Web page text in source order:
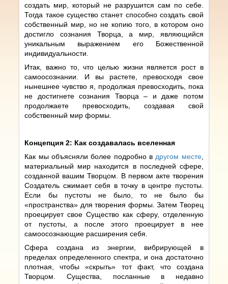
создать мир, который не разрушится сам по себе.
Тогда такое существо станет способно создать свой
собственный мир, но не копию того, в котором оно
достигло сознания Творца, а мир, являющийся
уникальным выражением его Божественной
индивидуальности.
Итак, важно то, что целью жизни является рост в
самоосознании. И вы растете, превосходя свое
нынешнее чувство я, продолжая превосходить, пока
не достигнете сознания Творца – и даже потом
продолжаете превосходить, создавая свой
собственный мир формы.
Концепция 2: Как создавалась вселенная
Как мы объясняли более подробно в другом месте,
материальный мир находится в последней сфере,
созданной вашим Творцом. В первом акте творения
Создатель сжимает себя в точку в центре пустоты.
Если бы пустоты не было, то не было бы
«пространства» для творения формы. Затем Творец
проецирует свое Существо как сферу, отделенную
от пустоты, а после этого проецирует в нее
самоосознающие расширения себя.
Сфера создана из энергии, вибрирующей в
пределах определенного спектра, и она достаточно
плотная, чтобы «скрыть» тот факт, что создана
Творцом. Существа, посланные в недавно